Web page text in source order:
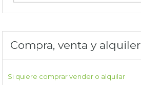
Compra, venta y alquiler
Si quiere comprar vender o alquilar